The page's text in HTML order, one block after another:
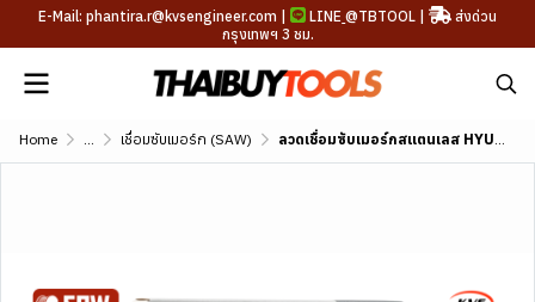
E-Mail: phantira.r@kvsengineer.com | LINE @TBTOOL |
ส่งด่วน
กรุงเทพฯ 3 ชม.
Home ... เชื่อมซับเมอร์ก (SAW) ลวดเชื่อมซับเมอร์กสแตนเลส HYUNDAI SUBMERGED WIRE YS-308L (AWS A5.9 ER308L)